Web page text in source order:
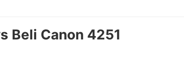
Beli Canon 4251